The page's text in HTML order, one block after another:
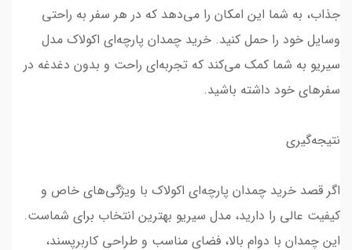
جذاب، به شما این امکان را می‌دهد که در هر سفر به راحتی
وسایل خود را حمل کنید. خرید چمدان پارچه‌ای اکولاک مدل
سیریو به شما کمک می‌کند که تجربه‌ای راحت و بدون دغدغه در
سفرهای خود داشته باشید.
نتیجه‌گیری
اگر قصد خرید چمدان پارچه‌ای اکولاک با ویژگی‌های خاص و
کیفیت عالی را دارید، مدل سیریو بهترین انتخاب برای شماست.
این چمدان با دوام بالا، فضای مناسب و طراحی کاربرپسند،